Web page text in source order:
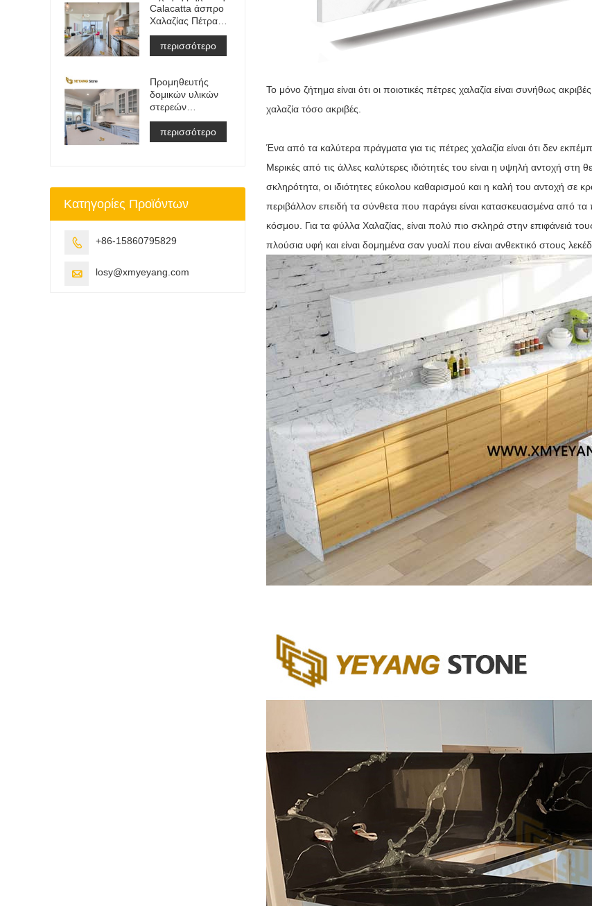
Το μόνο ζήτημα είναι ότι οι ποιοτικές πέτρες χαλαζία είναι συνήθως
χαλαζία τόσο ακριβές.
Ένα από τα καλύτερα πράγματα για τις πέτρες χαλαζία είναι ότι δεν
Μερικές από τις άλλες καλύτερες ιδιότητές του είναι η υψηλή αντοχή
σκληρότητα, οι ιδιότητες εύκολου καθαρισμού και η καλή του αντοχή σε
περιβάλλον επειδή τα σύνθετα που παράγει είναι κατασκευασμένα από τα
κόσμου. Για τα φύλλα Χαλαζίας, είναι πολύ πιο σκληρά στην επιφάνειά
πλούσια υφή και είναι δομημένα σαν γυαλί που είναι ανθεκτικό στους
Calacatta άσπρο
Χαλαζίας Πέτρα
Πάγκος
&αμπέραζ;
ματαιοδοξία
&αμπέραζ;
Δουλειά Μπλουζα
Πλάκα
περισσότερο
Προμηθευτής
δομικών υλικών
στερεών
επιφανειών
τεχνητής πέτρας
χαλαζία
περισσότερο
Κατηγορίες Προϊόντων
 +86-15860795829
 losy@xmyeyang.com